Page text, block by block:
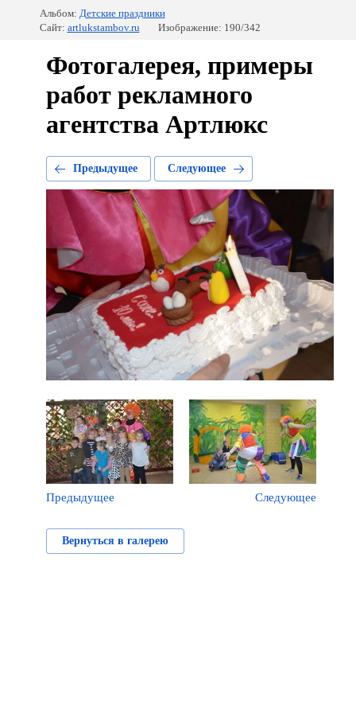
Альбом: Детские праздники
Сайт: artlukstambov.ru Изображение: 190/342
Фотогалерея, примеры
работ рекламного
агентства Артлюкс
Предыдущее Следующее
Предыдущее Следующее
Вернуться в галерею